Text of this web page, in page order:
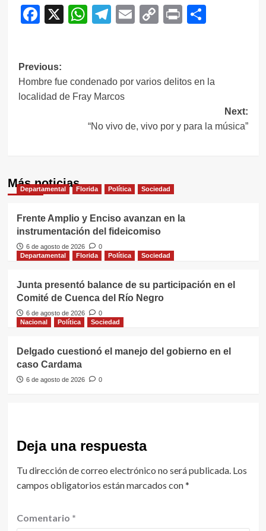
Facebook
X WhatsApp
Telegram
EmailCopy
Print
Navegación
de
entradas
Previous:
Hombre fue condenado por varios delitos en la
localidad de Fray Marcos
Next:
“No vivo de, vivo por y para la música”
Más noticias
Departamental Florida Política Sociedad
Frente Amplio y Enciso avanzan en la
instrumentación del fideicomiso
6 de agosto de 2026
0
Departamental
Florida Política Sociedad
Junta presentó balance de su participación en el
Comité de Cuenca del Río Negro
6 de agosto de 2026
0
Nacional
Política Sociedad
Delgado cuestionó el manejo del gobierno en el
caso Cardama
6 de agosto de 2026 0
Deja una respuesta
Tu dirección de correo electrónico no será publicada. Los
campos obligatorios están marcados con*
Comentario *